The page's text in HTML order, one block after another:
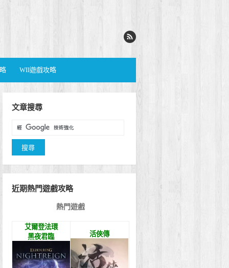
WII遊戲攻略
文章搜尋
近期熱門遊戲攻略
熱門遊戲
艾爾登法環
黑夜君臨
活俠傳